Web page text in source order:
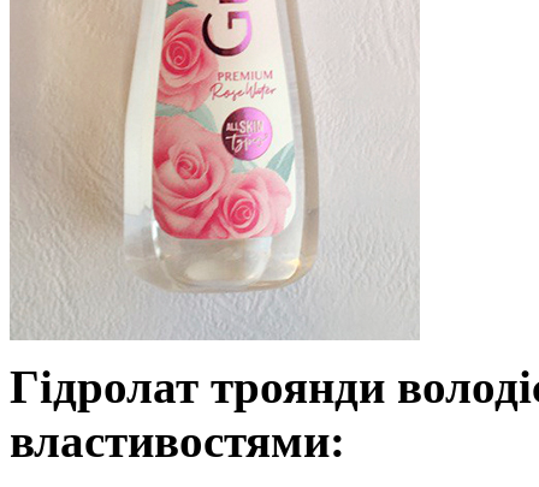
Гідролат троянди
властивостями: